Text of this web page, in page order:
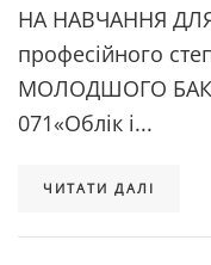
НА НАВЧАННЯ ДЛЯ
професійного
МОЛОДШОГО
071«Облік і...
ЧИТАТИ ДАЛІ